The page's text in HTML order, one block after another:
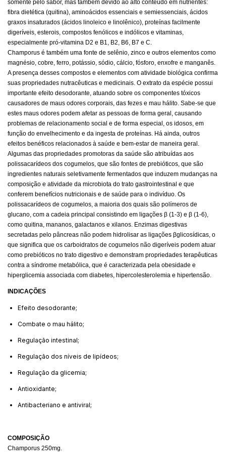
somente pelo sabor, mas também devido ao alto conteúdo em nutrientes:
fibra dietética (quitina), aminoácidos essenciais e semiessenciais, ácidos
graxos insaturados (ácidos linoleico e linolênico), proteínas facilmente
digeríveis, esterois, compostos fenólicos e indólicos e vitaminas,
especialmente pró-vitamina D2 e B1, B2, B6, B7 e C.
Champorus é também uma fonte de selênio, zinco e outros elementos como
magnésio, cobre, ferro, potássio, sódio, cálcio, fósforo, enxofre e manganês.
A presença desses compostos e elementos com atividade biológica confirma
suas propriedades nutracêuticas e medicinais. O extrato da espécie possui
importante efeito desodorante, atuando sobre os componentes tóxicos
causadores de maus odores corporais, das fezes e mau hálito. Sabe-se que
estes maus odores podem afetar as pessoas de forma geral, causando
problemas de relacionamento social e de forma especial, os idosos, em
função do envelhecimento e da ingesta de proteínas. Há ainda, outros
efeitos benéficos relacionados à saúde e bem-estar de maneira geral.
Algumas das propriedades promotoras da saúde são atribuídas aos
polissacarídeos dos cogumelos, que são fontes de prebióticos, que são
ingredientes naturais seletivamente fermentados que induzem mudanças na
composição e atividade da microbiota do trato gastrointestinal e que
conferem benefícios nutricionais e de saúde para o indivíduo. Os
polissacarídeos de cogumelos, a maioria dos quais são polímeros de
glucano, com a cadeia principal consistindo em ligações β (1-3) e β (1-6),
como quitina, mananos, galactanos e xilanos. Enzimas digestivas
secretadas pelo pâncreas não podem hidrolisar as ligações βglicosídicas, o
que significa que os carboidratos de cogumelos não digeríveis podem atuar
como prebióticos no trato digestivo e demonstram propriedades terapêuticas
contra a síndrome metabólica, que é caracterizada pela obesidade e
hiperglicemia associada com diabetes, hipercolesterolemia e hipertensão.
INDICAÇÕES
Efeito desodorante;
Combate o mau hálito;
Regulação intestinal;
Regulação dos níveis de lipídeos;
Regulação da glicemia;
Antioxidante;
Antibacteriano e antiviral;
COMPOSIÇÃO
Champorus 250mg.